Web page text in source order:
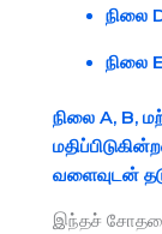
நிலை
நிலை
நிலை A, B,
வளைவுடன்
இந்தச்